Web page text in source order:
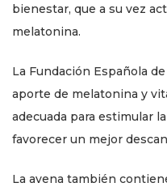
bienestar, que a su vez
melatonina.
La Fundación Española
aporte de melatonina y
adecuada para estimular
favorecer un mejor
La avena también